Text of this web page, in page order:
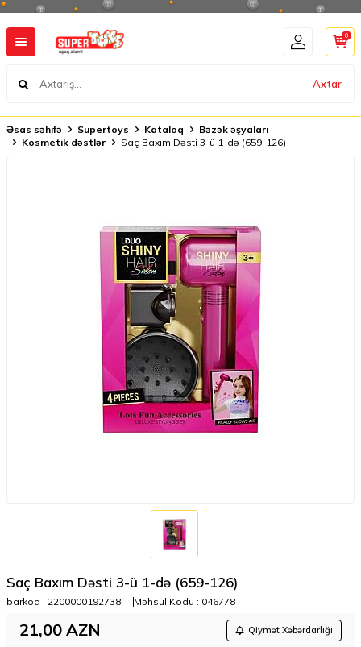
Axtar
0
Əsas səhifə Supertoys Kataloq
Bəzək əşyaları
Kosmetik dəstlər
Saç Baxım Dəsti 3-ü 1-də (659-126)
Saç Baxım Dəsti 3-ü 1-də (659-126)
barkod : 2200000192738 Məhsul Kodu : 046778
21,00 AZN Qiymət Xəbərdarlığı